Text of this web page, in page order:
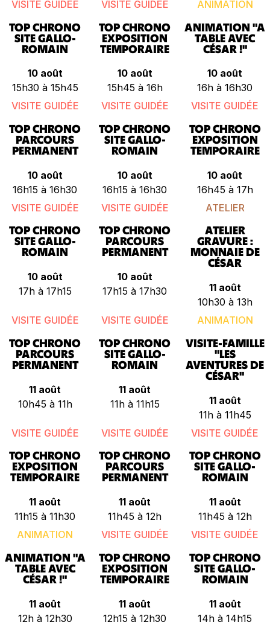
VISITE GUIDÉE
TOP CHRONO
SITE GALLO-
ROMAIN
10 août
15h30 à 15h45
VISITE GUIDÉE
TOP CHRONO
EXPOSITION
TEMPORAIRE
10 août
15h45 à 16h
ANIMATION
ANIMATION "A
TABLE AVEC
CÉSAR !"
10 août
16h à 16h30
VISITE GUIDÉE
TOP CHRONO
PARCOURS
PERMANENT
10 août
16h15 à 16h30
VISITE GUIDÉE
TOP CHRONO
SITE GALLO-
ROMAIN
10 août
16h15 à 16h30
VISITE GUIDÉE
TOP CHRONO
EXPOSITION
TEMPORAIRE
10 août
16h45 à 17h
VISITE GUIDÉE
TOP CHRONO
SITE GALLO-
ROMAIN
10 août
17h à 17h15
VISITE GUIDÉE
TOP CHRONO
PARCOURS
PERMANENT
10 août
17h15 à 17h30
ATELIER
ATELIER
GRAVURE :
MONNAIE DE
CÉSAR
11 août
10h30 à 13h
VISITE GUIDÉE
TOP CHRONO
PARCOURS
PERMANENT
11 août
10h45 à 11h
VISITE GUIDÉE
TOP CHRONO
SITE GALLO-
ROMAIN
11 août
11h à 11h15
ANIMATION
VISITE-FAMILLE
"LES
AVENTURES DE
CÉSAR"
11 août
11h à 11h45
VISITE GUIDÉE
TOP CHRONO
EXPOSITION
TEMPORAIRE
11 août
11h15 à 11h30
VISITE GUIDÉE
TOP CHRONO
PARCOURS
PERMANENT
11 août
11h45 à 12h
VISITE GUIDÉE
TOP CHRONO
SITE GALLO-
ROMAIN
11 août
11h45 à 12h
ANIMATION
ANIMATION "A
TABLE AVEC
CÉSAR !"
11 août
12h à 12h30
VISITE GUIDÉE
TOP CHRONO
EXPOSITION
TEMPORAIRE
11 août
12h15 à 12h30
VISITE GUIDÉE
TOP CHRONO
SITE GALLO-
ROMAIN
11 août
14h à 14h15